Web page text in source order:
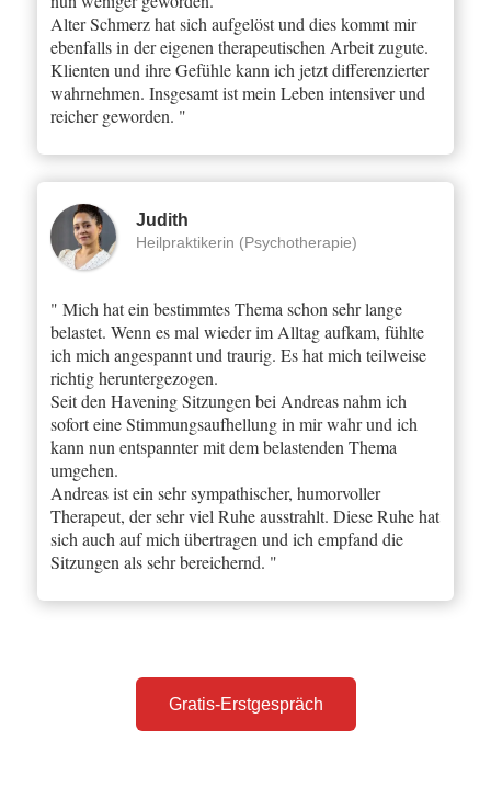
Alter Schmerz hat sich aufgelöst und dies kommt mir
ebenfalls in der eigenen therapeutischen Arbeit zugute.
Klienten und ihre Gefühle kann ich jetzt differenzierter
wahrnehmen. Insgesamt ist mein Leben intensiver und
reicher geworden. "
Judith
Heilpraktikerin (Psychotherapie)
" Mich hat ein bestimmtes Thema schon sehr lange
belastet. Wenn es mal wieder im Alltag aufkam, fühlte
ich mich angespannt und traurig. Es hat mich teilweise
richtig heruntergezogen.
Seit den Havening Sitzungen bei Andreas nahm ich
sofort eine Stimmungsaufhellung in mir wahr und ich
kann nun entspannter mit dem belastenden Thema
umgehen.
Andreas ist ein sehr sympathischer, humorvoller
Therapeut, der sehr viel Ruhe ausstrahlt. Diese Ruhe hat
sich auch auf mich übertragen und ich empfand die
Sitzungen als sehr bereichernd. "
Gratis-Erstgespräch